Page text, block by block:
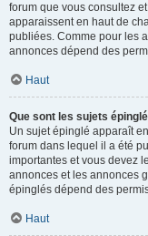
forum que vous consultez
apparaissent en haut de
publiées. Comme pour les
annonces dépend des
Haut
Que sont les sujets
Un sujet épinglé apparaît
forum dans lequel il a été
importantes et vous devez
annonces et les annonces
épinglés dépend des
Haut